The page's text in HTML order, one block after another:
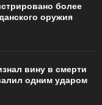
более
оружия
вину в смерти
одним ударом